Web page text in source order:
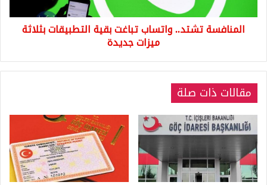
جديدة
المنافسة تشتد.. واتساب تباغت بقية التطبيقات بثلاثة
ميزات جديدة
مقالات ذات صلة